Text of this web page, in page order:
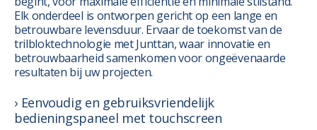
Elk onderdeel is ontworpen gericht op een lange en
betrouwbare levensduur. Ervaar de toekomst van de
trilbloktechnologie met Junttan, waar innovatie en
betrouwbaarheid samenkomen voor ongeëvenaarde
resultaten bij uw projecten.
Eenvoudig en gebruiksvriendelijk
bedieningspaneel met touchscreen